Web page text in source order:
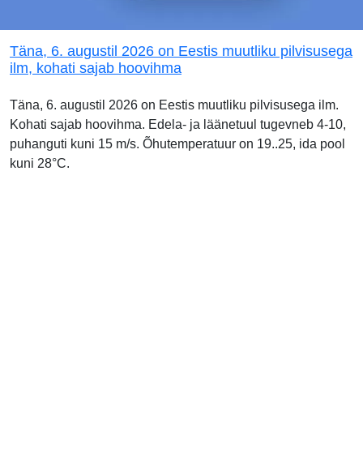
Täna, 6. augustil 2026 on Eestis muutliku pilvisusega
ilm, kohati sajab hoovihma
Täna, 6. augustil 2026 on Eestis muutliku pilvisusega ilm.
Kohati sajab hoovihma. Edela- ja läänetuul tugevneb 4-10,
puhanguti kuni 15 m/s. Õhutemperatuur on 19..25, ida pool
kuni 28°C.